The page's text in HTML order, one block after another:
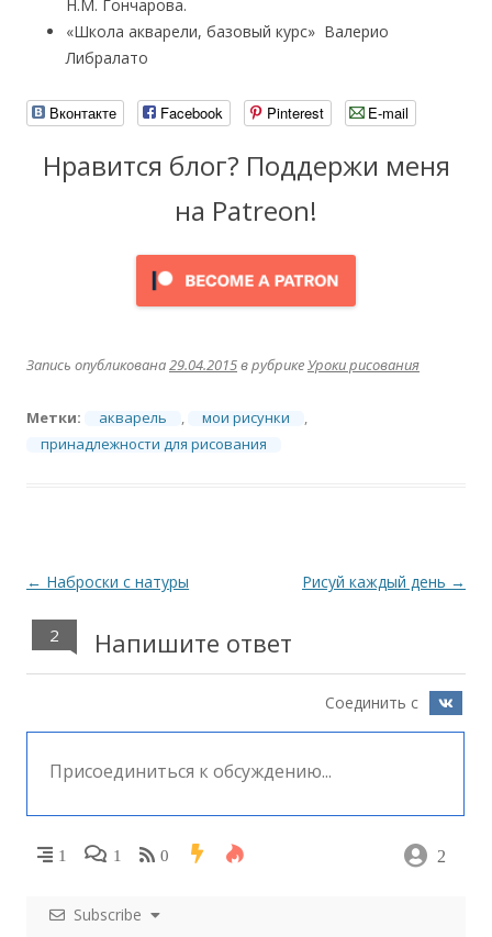
Н.М. Гончарова.
«Школа акварели, базовый курс» Валерио
Либралато
Вконтакте Facebook Pinterest E-mail
Нравится блог? Поддержи меня
на Patreon!
Запись опубликована29.04.2015в рубрикеУроки рисования
Метки: акварель , мои рисунки
,
принадлежности для рисования
Навигация
записям
← Наброски с натуры Рисуй каждый день →
2 Напишите ответ
Соединить с
1 1 0 2
Subscribe